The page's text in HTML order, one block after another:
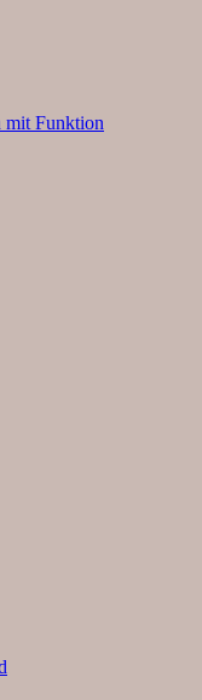
mit Funktion